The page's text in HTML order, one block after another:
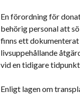
En förordning för
behörig personal att
finns ett
livsuppehållande
vid en tidigare
Enligt lagen om